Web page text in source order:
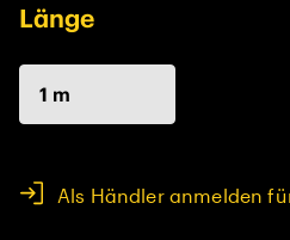
Länge
1 m
Als Händler anmelden